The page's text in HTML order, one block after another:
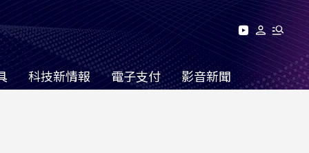
科技新情報 電子支付 影音新聞